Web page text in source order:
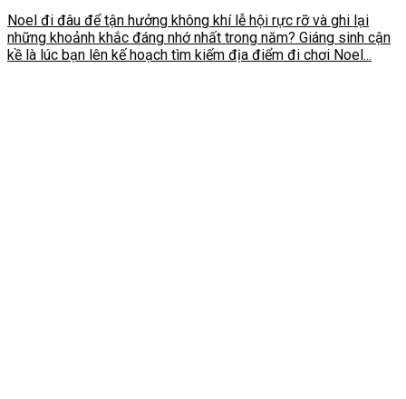
Noel đi đâu để tận hưởng không khí lễ hội rực rỡ và ghi lại
những khoảnh khắc đáng nhớ nhất trong năm? Giáng sinh cận
kề là lúc bạn lên kế hoạch tìm kiếm địa điểm đi chơi Noel...